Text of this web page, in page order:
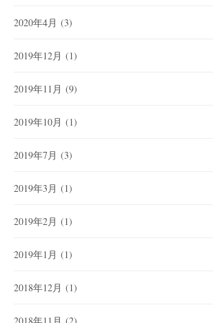
2020年4月 (3)
2019年12月 (1)
2019年11月 (9)
2019年10月 (1)
2019年7月 (3)
2019年3月 (1)
2019年2月 (1)
2019年1月 (1)
2018年12月 (1)